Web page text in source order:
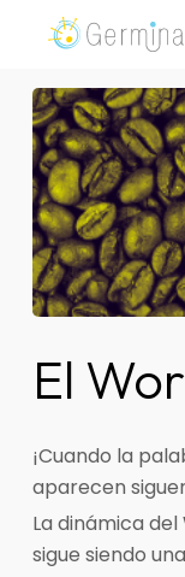
personas.
El
¡Cuando la
aparecen
La dinámica
sigue siendo